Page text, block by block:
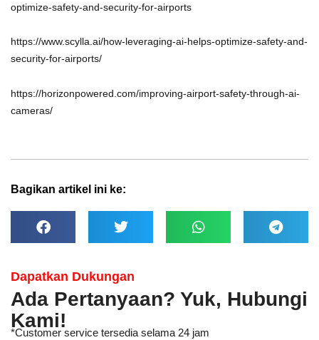
optimize-safety-and-security-for-airports
https://www.scylla.ai/how-leveraging-ai-helps-optimize-safety-and-
security-for-airports/
https://horizonpowered.com/improving-airport-safety-through-ai-
cameras/
Bagikan artikel ini ke:
Dapatkan Dukungan
Ada Pertanyaan? Yuk, Hubungi
Kami!
*Customer service tersedia selama 24 jam